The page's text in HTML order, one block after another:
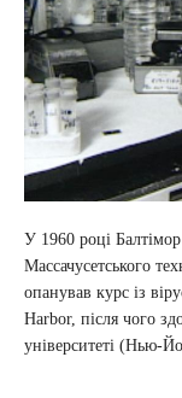
У 1960 році
Массачусетського
опанував курс із
Harbor, після чого
університеті (Нью-